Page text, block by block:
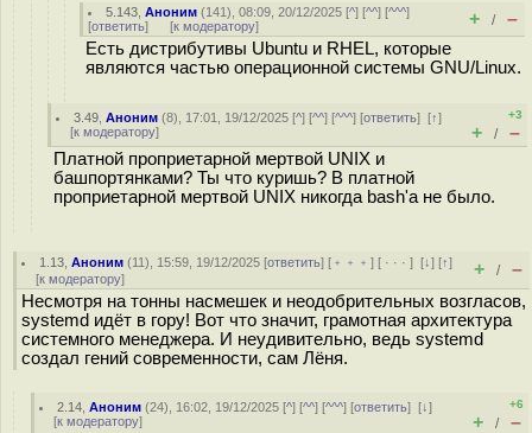
5.143 ,Аноним (141), 08:09, 20/12/2025 [^] [^^] [^^^]
[ответить] [к модератору] + / –
Есть дистрибутивы Ubuntu и RHEL, которые
являются частью операционной системы GNU/Linux.
3.49 ,Аноним (8), 17:01, 19/12/2025 [^] [^^] [^^^] [ответить][↑]
[к модератору]
+3
+ / –
Платной проприетарной мертвой UNIX и
башпортянками? Ты что куришь? В платной
проприетарной мертвой UNIX никогда bash'а не было.
1.13 ,Аноним (11), 15:59, 19/12/2025 [ответить] [ ﹢﹢﹢] [ · · ·][↓] [↑]
[к модератору] + / –
Несмотря на тонны насмешек и неодобрительных возгласов,
systemd идёт в гору! Вот что значит, грамотная архитектура
системного менеджера. И неудивительно, ведь systemd
создал гений современности, сам Лёня.
2.14 ,Аноним (24), 16:02, 19/12/2025 [^] [^^] [^^^] [ответить][↓]
[к модератору]
+6
+ / –